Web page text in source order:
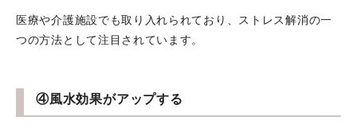
医療や介護施設でも取り入れられており、ストレス解消の一
つの方法として注目されています。
④風水効果がアップする